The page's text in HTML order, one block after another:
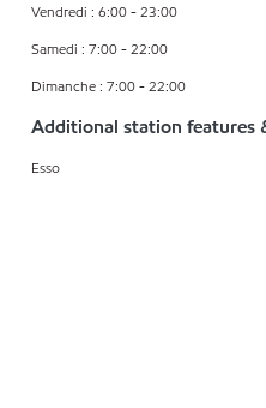
Vendredi : 6:00 - 23:00
Samedi : 7:00 - 22:00
Dimanche : 7:00 - 22:00
Additional station features
Esso